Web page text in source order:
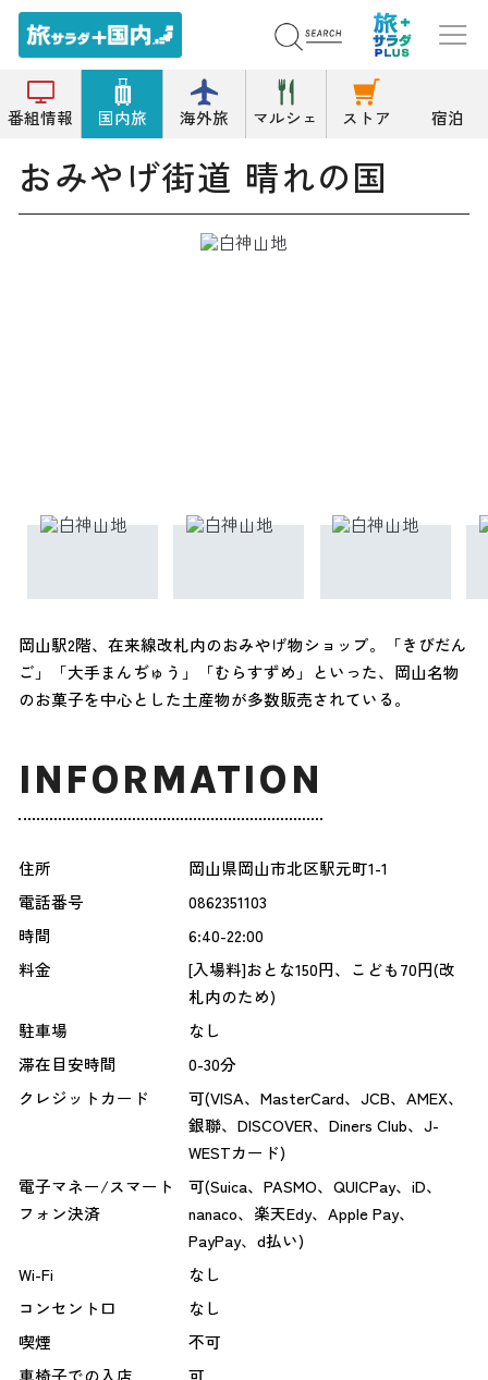
番組情報 国内旅 海外旅 マルシェ ストア 宿泊
トップ お土産 おみやげ街道 晴れの国
おみやげ街道 晴れの国
岡山駅2階、在来線改札内のおみやげ物ショップ。「きびだん
ご」「大手まんぢゅう」「むらすずめ」といった、岡山名物
のお菓子を中心とした土産物が多数販売されている。
INFORMATION
住所
岡山県岡山市北区駅元町1-1
電話番号
0862351103
時間
6:40-22:00
料金
[入場料]おとな150円、こども70円(改
札内のため)
駐車場
なし
滞在目安時間
0-30分
クレジットカード
可(VISA、MasterCard、JCB、AMEX、
銀聯、DISCOVER、Diners Club、J-
WESTカード)
電子マネー/スマート
フォン決済
可(Suica、PASMO、QUICPay、iD、
nanaco、楽天Edy、Apple Pay、
PayPay、d払い)
Wi-Fi
なし
コンセント口
なし
喫煙
不可
車椅子での入店
可